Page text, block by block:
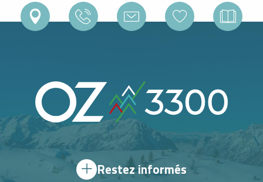
Restez informés